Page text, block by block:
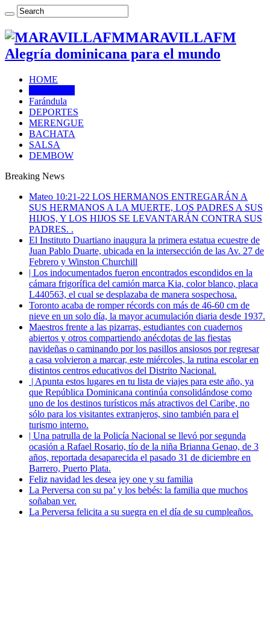
MARAVILLAFM
Alegría dominicana para el mundo
HOME
Farándula
DEPORTES
MERENGUE
BACHATA
SALSA
DEMBOW
Breaking News
Mateo 10:21-22 LOS HERMANOS ENTREGARÁN A
SUS HERMANOS A LA MUERTE, LOS PADRES A SUS
HIJOS, Y LOS HIJOS SE LEVANTARÁN CONTRA SUS
PADRES. .
El Instituto Duartiano inaugura la primera estatua ecuestre de
Juan Pablo Duarte, ubicada en la intersección de las Av. 27 de
Febrero y Winston Churchill
| Los indocumentados fueron encontrados escondidos en la
cámara frigorífica del camión marca Kia, color blanco, placa
L440563, el cual se desplazaba de manera sospechosa.
Toronto acaba de romper récords con más de 46-60 cm de
nieve en un solo día, la mayor acumulación diaria desde 1937.
Maestros frente a las pizarras, estudiantes con cuadernos
abiertos y otros compartiendo anécdotas de las fiestas
navideñas o caminando por los pasillos ansiosos por regresar
a casa volvieron a marcar, este miércoles, la rutina escolar en
distintos centros educativos del Distrito Nacional.
| Apunta estos lugares en tu lista de viajes para este año, ya
que República Dominicana continúa consolidándose como
uno de los destinos turísticos más atractivos del Caribe, no
sólo para los visitantes extranjeros, sino también para el
turismo interno.
| Una patrulla de la Policía Nacional se llevó por segunda
ocasión a Rafael Rosario, tío de la niña Brianna Genao, de 3
años, reportada desaparecida el pasado 31 de diciembre en
Barrero, Puerto Plata.
Feliz navidad les desea jey one y su familia
La Perversa con su pa’ y los bebés: la familia que muchos
soñaban ver.
La Perversa felicita a su suegra en el día de su cumpleaños.